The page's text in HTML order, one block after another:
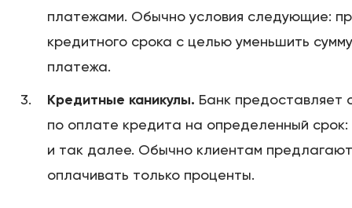
платежами. Обычно условия следующие:
кредитного срока с целью уменьшить
платежа.
Кредитные каникулы. Банк предоставляет
по оплате кредита на определенный
и так далее. Обычно клиентам
оплачивать только проценты.